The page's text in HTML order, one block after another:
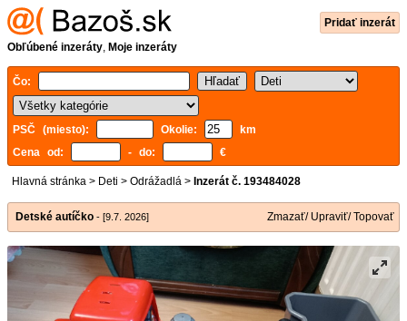
Pridať inzerát
Obľúbené inzeráty, Moje inzeráty
Čo:
PSČ (miesto): Okolie:
km
Cena od:
- do: €
Hlavná stránka > Deti > Odrážadlá > Inzerát č. 193484028
Detské autíčko - [9.7. 2026] Zmazať/ Upraviť/ Topovať